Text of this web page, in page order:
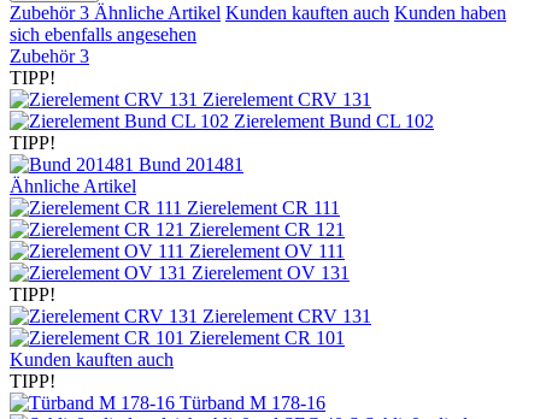
Zubehör3 Ähnliche Artikel Kunden kauften auch Kunden haben
sich ebenfalls angesehen
Zubehör3
TIPP!
Zierelement CRV 131
Zierelement Bund CL 102
TIPP!
Bund 201481
Ähnliche Artikel
Zierelement CR 111
Zierelement CR 121
Zierelement OV 111
Zierelement OV 131
TIPP!
Zierelement CRV 131
Zierelement CR 101
Kunden kauften auch
TIPP!
Türband M 178-16